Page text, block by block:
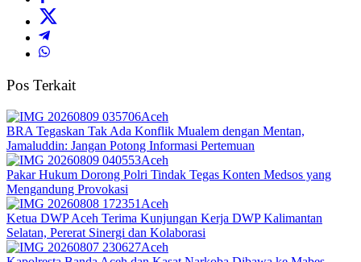
Pos Terkait
Aceh
BRA Tegaskan Tak Ada Konflik Mualem dengan Mentan,
Jamaluddin: Jangan Potong Informasi Pertemuan
Aceh
Pakar Hukum Dorong Polri Tindak Tegas Konten Medsos yang
Mengandung Provokasi
Aceh
Ketua DWP Aceh Terima Kunjungan Kerja DWP Kalimantan
Selatan, Pererat Sinergi dan Kolaborasi
Aceh